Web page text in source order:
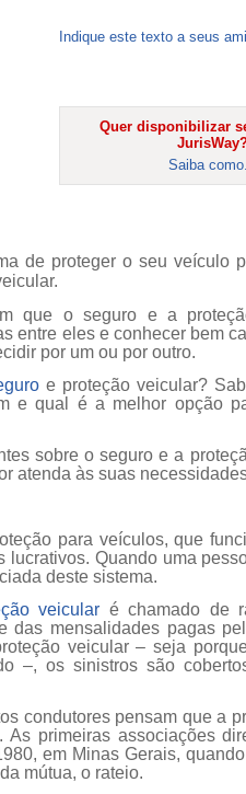
Indique este texto a seus
Quer disponibilizar
Saiba
de proteger o seu veículo
que o seguro e a
entre eles e conhecer bem
por um ou por outro.
e proteção veicular?
e qual é a melhor opção
sobre o seguro e a
atenda às suas
para veículos, que
Quando uma
deste sistema.
veicular é chamado de
das mensalidades pagas
veicular – seja
–, os sinistros são
condutores pensam que a
primeiras associações
em Minas Gerais,
mútua, o rateio.